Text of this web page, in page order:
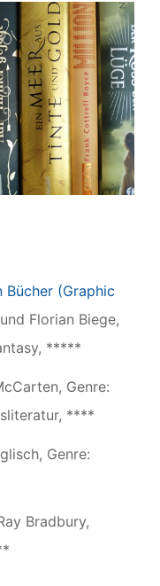
(Graphic
Florian Biege,
*****
Genre:
****
Genre:
Bradbury,